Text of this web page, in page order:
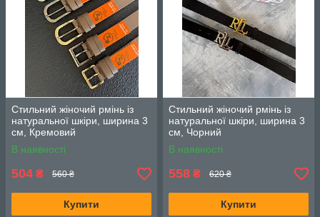
Стильний жіночий рмінь із
натуральної шкіри, ширина 3
см, Кремовий
В наявності
504 ₴ 560 ₴
Купити
Стильний жіночий рмінь із
натуральної шкіри, ширина 3
см, Чорний
В наявності
558 ₴ 620 ₴
Купити